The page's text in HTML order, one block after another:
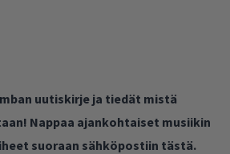
uutiskirje ja tiedät mistä
Nappaa ajankohtaiset musiikin
suoraan sähköpostiin tästä.